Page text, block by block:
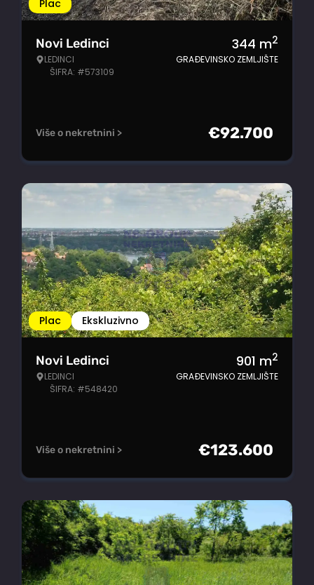
Plac
Novi Ledinci
LEDINCI
ŠIFRA: #573109
344 m2
GRAĐEVINSKO ZEMLJIŠTE
Više o nekretnini > €92.700
Plac Ekskluzivno
Novi Ledinci
LEDINCI
ŠIFRA: #548420
901 m2
GRAĐEVINSKO ZEMLJIŠTE
Više o nekretnini > €123.600